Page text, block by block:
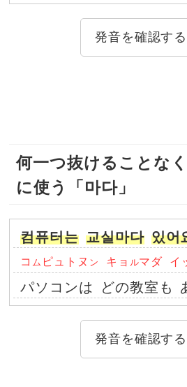
発音を確認する
何一つ抜けることな
に使う「마다」
컴퓨터는 교실마다 있어
コ ム ピュトヌ ン キョ ルマダ イ
パソコンは どの教室も
発音を確認する